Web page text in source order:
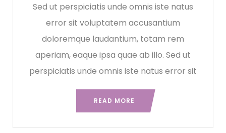
Sed ut perspiciatis unde omnis iste natus
error sit voluptatem accusantium
doloremque laudantium, totam rem
aperiam, eaque ipsa quae ab illo. Sed ut
perspiciatis unde omnis iste natus error sit
READ MORE